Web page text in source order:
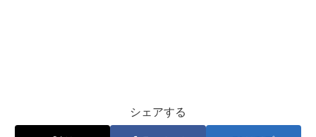
シェアする